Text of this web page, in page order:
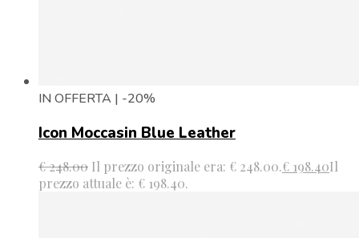
IN OFFERTA | -20%
Icon Moccasin Blue Leather
€248.00 Il prezzo originale era: € 248.00.€ 198.40Il
prezzo attuale è: € 198.40.